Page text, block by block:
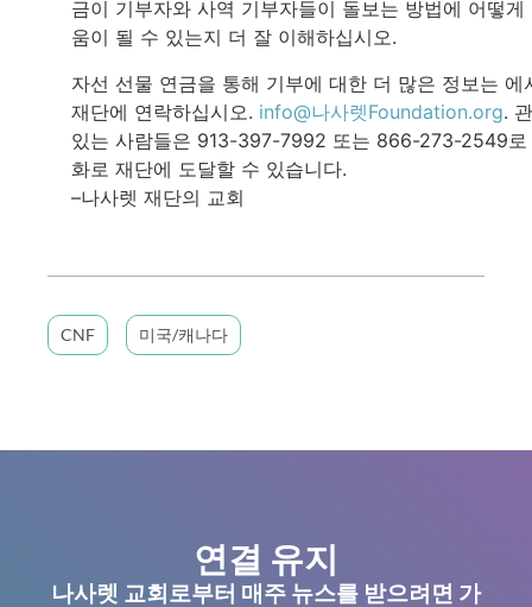
금이 기부자와 사역 기부자들이 돌보는 방법에 어떻게
움이 될 수 있는지 더 잘 이해하십시오.
자선 선물 연금을 통해 기부에 대한 더 많은 정보는 에
재단에 연락하십시오. info@나사렛Foundation.org.
있는 사람들은 913-397-7992 또는 866-273-2549로
화로 재단에 도달할 수 있습니다.
–나사렛 재단의 교회
CNF 미국/캐나다
연결 유지
나사렛 교회로부터 매주 뉴스를 받으려면 가